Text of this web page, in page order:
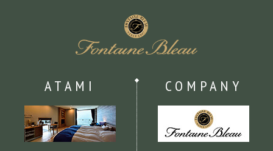
ATAMI COMPANY